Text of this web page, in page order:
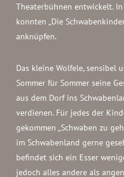
Theaterbühnen entwickelt.
konnten „Die
anknüpfen.
Das kleine Wolfele, sensibel
Sommer für Sommer seine
aus dem Dorf ins
verdienen. Für jedes der
gekommen „Schwaben zu
im Schwabenland gerne
befindet sich ein Esser
jedoch alles andere als